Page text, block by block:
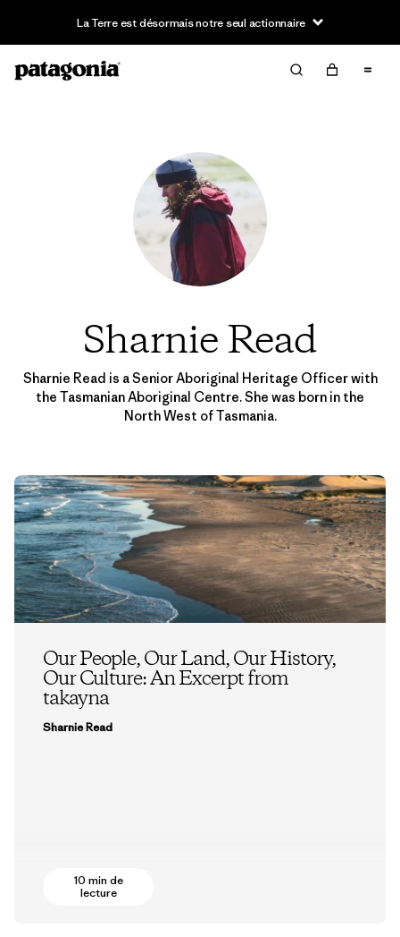
La Terre est désormais notre seul actionnaire
Sharnie Read
Sharnie Read is a Senior Aboriginal Heritage Officer with
the Tasmanian Aboriginal Centre. She was born in the
North West of Tasmania.
Our People, Our Land, Our History,
Our Culture: An Excerpt from
takayna
Sharnie Read
10 min de
lecture